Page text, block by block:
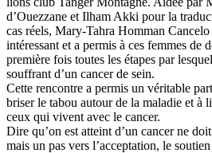
d’Ouezzane et Ilham Akki pour la
cas réels, Mary-Tahra Homman
intéressant et a permis à ces femmes de
première fois toutes les étapes par
souffrant d’un cancer de sein.
Cette rencontre a permis un véritable
briser le tabou autour de la maladie et à
ceux qui vivent avec le cancer.
Dire qu’on est atteint d’un cancer ne
mais un pas vers l’acceptation, le